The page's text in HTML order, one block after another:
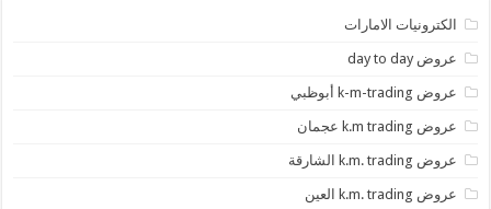
الكترونيات الامارات
عروض day to day
عروض k-m-trading أبوظبي
عروض k.m trading عجمان
عروض k.m. trading الشارقة
عروض k.m. trading العين